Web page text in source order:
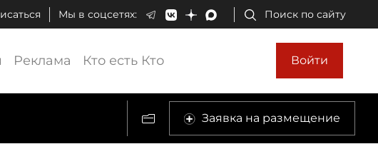
Мы в соцсетях: Поиск по сайту
Реклама Кто есть Кто Войти
Заявка на размещение